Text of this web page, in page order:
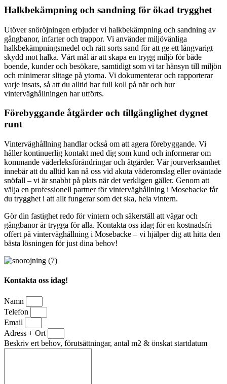
Halkbekämpning och sandning för ökad trygghet
Utöver snöröjningen erbjuder vi halkbekämpning och sandning av
gångbanor, infarter och trappor. Vi använder miljövänliga
halkbekämpningsmedel och rätt sorts sand för att ge ett långvarigt
skydd mot halka. Vårt mål är att skapa en trygg miljö för både
boende, kunder och besökare, samtidigt som vi tar hänsyn till miljön
och minimerar slitage på ytorna. Vi dokumenterar och rapporterar
varje insats, så att du alltid har full koll på när och hur
vinterväghållningen har utförts.
Förebyggande åtgärder och tillgänglighet dygnet
runt
Vinterväghållning handlar också om att agera förebyggande. Vi
håller kontinuerlig kontakt med dig som kund och informerar om
kommande väderleksförändringar och åtgärder. Vår jourverksamhet
innebär att du alltid kan nå oss vid akuta väderomslag eller oväntade
snöfall – vi är snabbt på plats när det verkligen gäller. Genom att
välja en professionell partner för vinterväghållning i Mosebacke får
du trygghet i att allt fungerar som det ska, hela vintern.
Gör din fastighet redo för vintern och säkerställ att vägar och
gångbanor är trygga för alla. Kontakta oss idag för en kostnadsfri
offert på vinterväghållning i Mosebacke – vi hjälper dig att hitta den
bästa lösningen för just dina behov!
Kontakta oss idag!
Namn
Telefon
Email
Adress + Ort
Beskriv ert behov, förutsättningar, antal m2 & önskat startdatum